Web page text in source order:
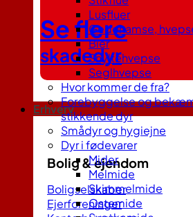
Se flere
skadedyr
Erhverv
Bolig & ejendom
Boligselskaber
Ejerforeninger
Lusfluer
Gedehamse,
Bier
Snyltehvepse
Seglhvepse
Hvor kommer de fra?
Forebyggelse og
stikkende dyr
Smådyr og hygiejne
Dyr i fødevarer
Mider
Melmide
Skimmelmide
Ostemide